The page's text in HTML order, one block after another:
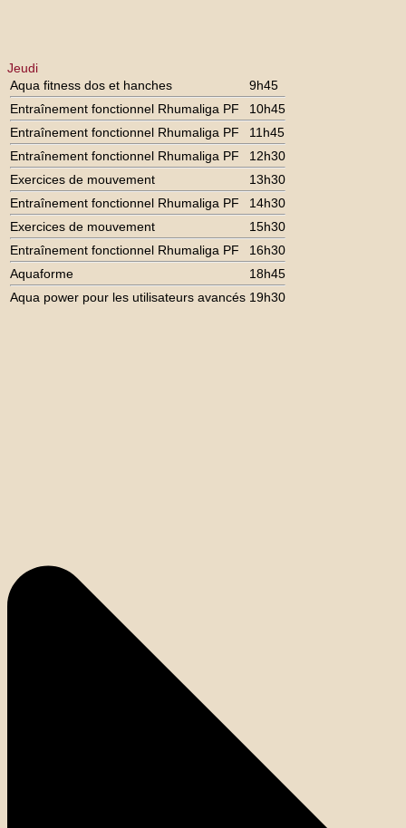
Jeudi
Aqua fitness dos et hanches
9h45
Entraînement fonctionnel Rhumaliga PF
10h45
Entraînement fonctionnel Rhumaliga PF
11h45
Entraînement fonctionnel Rhumaliga PF
12h30
Exercices de mouvement
13h30
Entraînement fonctionnel Rhumaliga PF
14h30
Exercices de mouvement
15h30
Entraînement fonctionnel Rhumaliga PF
16h30
Aquaforme
18h45
Aqua power pour les utilisateurs avancés 19h30